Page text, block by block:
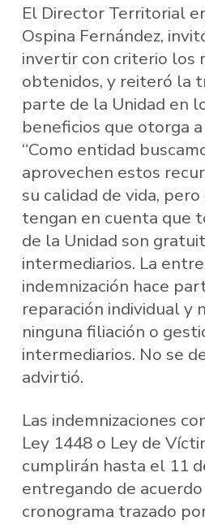
El Director Territorial
Ospina Fernández,
invertir con criterio los
obtenidos, y reiteró la
parte de la Unidad en
beneficios que otorga
“Como entidad
aprovechen estos
su calidad de vida,
tengan en cuenta que
de la Unidad son
intermediarios. La
indemnización hace
reparación individual y
ninguna filiación o
intermediarios. No se
advirtió.
Las indemnizaciones
Ley 1448 o Ley de
cumplirán hasta el 11
entregando de
cronograma trazado